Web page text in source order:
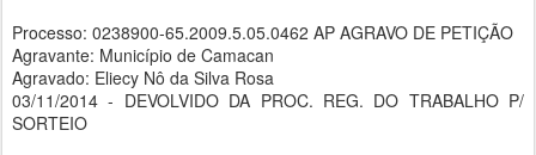
Processo: 0238900-65.2009.5.05.0462 AP AGRAVO DE PETIÇÃO
Agravante: Município de Camacan
Agravado: Eliecy Nô da Silva Rosa
03/11/2014 - DEVOLVIDO DA PROC. REG. DO TRABALHO P/
SORTEIO